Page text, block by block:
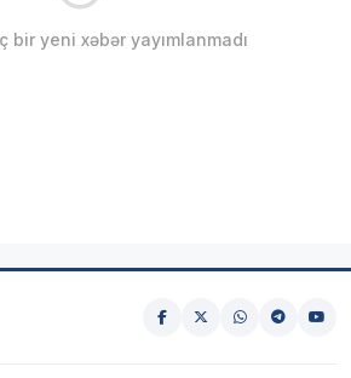
bir yeni xəbər yayımlanmadı